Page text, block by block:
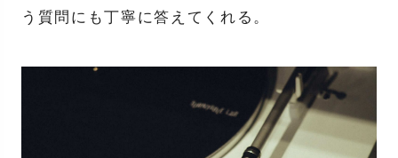
う質問にも丁寧に答えてくれる。